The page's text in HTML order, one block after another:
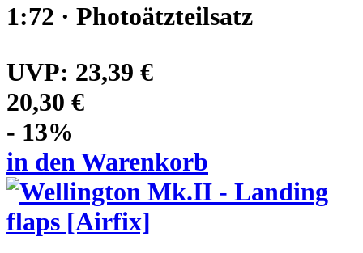
1:72 · Photoätzteilsatz
UVP: 23,39 €
20,30 €
- 13%
in den Warenkorb